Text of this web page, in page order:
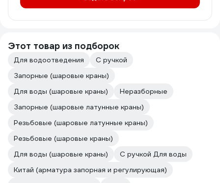
Этот товар из подборок
Для водоотведения
С ручкой
Запорные (шаровые краны)
Для воды (шаровые краны)
Неразборные
Запорные (шаровые латунные краны)
Резьбовые (шаровые латунные краны)
Резьбовые (шаровые краны)
Для воды (шаровые краны)
С ручкой Для воды
Китай (арматура запорная и регулирующая)